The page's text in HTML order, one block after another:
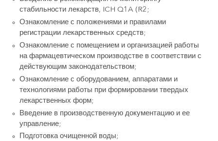
стабильности лекарств, ICH Q1A (R2;
Ознакомление с положениями и правилами
регистрации лекарственных средств;
Ознакомление с помещением и организацией работы
на фармацевтическом производстве в соответствии с
действующим законодательством;
Ознакомление с оборудованием, аппаратами и
технологиями работы при формировании твердых
лекарственных форм;
Введение в производственную документацию и ее
управление;
Подготовка очищенной воды;